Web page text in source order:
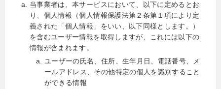
当事業者は、本サービスにおいて、以下に定めるとお
り、個人情報（個人情報保護法第２条第１項により定
義された「個人情報」をいい、以下同様とします。）
を含むユーザー情報を取得しますが、これには以下の
情報が含まれます。
ユーザーの氏名、住所、生年月日、電話番号、メ
ールアドレス、その他特定の個人を識別すること
ができる情報